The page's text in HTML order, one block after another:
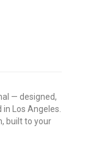
— designed,
Los Angeles.
built to your